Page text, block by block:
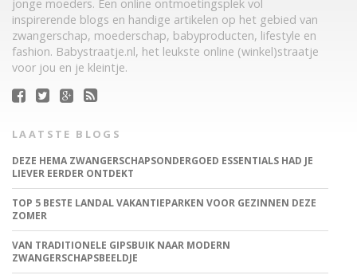
jonge moeders. Een online ontmoetingsplek vol
inspirerende blogs en handige artikelen op het gebied van
zwangerschap, moederschap, babyproducten, lifestyle en
fashion. Babystraatje.nl, het leukste online (winkel)straatje
voor jou en je kleintje.
LAATSTE BLOGS
DEZE HEMA ZWANGERSCHAPSONDERGOED ESSENTIALS HAD JE
LIEVER EERDER ONTDEKT
TOP 5 BESTE LANDAL VAKANTIEPARKEN VOOR GEZINNEN DEZE
ZOMER
VAN TRADITIONELE GIPSBUIK NAAR MODERN
ZWANGERSCHAPSBEELDJE